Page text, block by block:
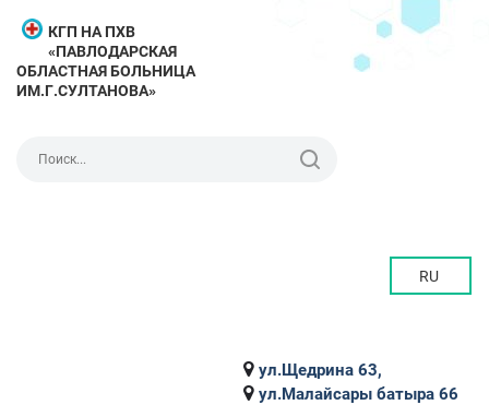
КГП НА ПХВ
«ПАВЛОДАРСКАЯ
ОБЛАСТНАЯ БОЛЬНИЦА
ИМ.Г.СУЛТАНОВА»
RU
ул.Щедрина 63,
ул.Малайсары батыра 66